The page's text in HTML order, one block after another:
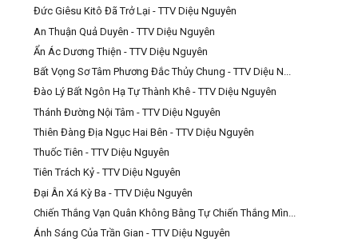
Đức Giêsu Kitô Đã Trở Lại - TTV Diệu Nguyên
An Thuận Quả Duyên - TTV Diệu Nguyên
Ẩn Ác Dương Thiện - TTV Diệu Nguyên
Bất Vọng Sơ Tâm Phương Đắc Thủy Chung - TTV Diệu N...
Đào Lý Bất Ngôn Hạ Tự Thành Khê - TTV Diệu Nguyên
Thánh Đường Nội Tâm - TTV Diệu Nguyên
Thiên Đàng Địa Ngục Hai Bên - TTV Diệu Nguyên
Thuốc Tiên - TTV Diệu Nguyên
Tiên Trách Kỷ - TTV Diệu Nguyên
Đại Ân Xá Kỳ Ba - TTV Diệu Nguyên
Chiến Thắng Vạn Quân Không Bằng Tự Chiến Thắng Mìn...
Ánh Sáng Của Trần Gian - TTV Diệu Nguyên